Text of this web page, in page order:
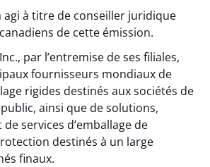
agi à titre de conseiller juridique
de cette émission.
par l’entremise de ses filiales,
fournisseurs mondiaux de
rigides destinés aux sociétés de
ainsi que de solutions,
services d’emballage de
destinés à un large
finaux.